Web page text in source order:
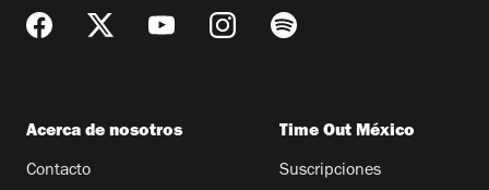
Acerca de nosotros
Contacto
Time Out México
Suscripciones